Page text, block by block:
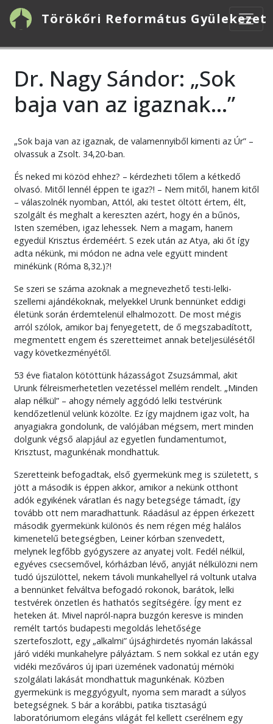
Ugrás
tartalomra
Törökőri Református Gyülekezet
Dr. Nagy Sándor: „Sok
baja van az igaznak...”
„Sok baja van az igaznak, de valamennyiből kimenti az Úr” –
olvassuk a Zsolt. 34,20-ban.
És neked mi közöd ehhez? – kérdezheti tőlem a kétkedő
olvasó. Mitől lennél éppen te igaz?! – Nem mitől, hanem kitől
– válaszolnék nyomban, Attól, aki testet öltött értem, élt,
szolgált és meghalt a kereszten azért, hogy én a bűnös,
Isten szemében, igaz lehessek. Nem a magam, hanem
egyedül Krisztus érdeméért. S ezek után az Atya, aki őt így
adta nékünk, mi módon ne adna vele együtt mindent
minékünk (Róma 8,32.)?!
Se szeri se száma azoknak a megnevezhető testi-lelki-
szellemi ajándékoknak, melyekkel Urunk bennünket eddigi
életünk során érdemtelenül elhalmozott. De most mégis
arról szólok, amikor baj fenyegetett, de ő megszabadított,
megmentett engem és szeretteimet annak beteljesülésétől
vagy következményétől.
53 éve fiatalon kötöttünk házasságot Zsuzsámmal, akit
Urunk félreismerhetetlen vezetéssel mellém rendelt. „Minden
alap nélkül” – ahogy némely aggódó lelki testvérünk
kendőzetlenül velünk közölte. Ez így majdnem igaz volt, ha
anyagiakra gondolunk, de valójában mégsem, mert minden
dolgunk végső alapjául az egyetlen fundamentumot,
Krisztust, magunkénak mondhattuk.
Szeretteink befogadtak, első gyermekünk meg is született, s
jött a második is éppen akkor, amikor a nekünk otthont
adók egyikének váratlan és nagy betegsége támadt, így
tovább ott nem maradhattunk. Ráadásul az éppen érkezett
második gyermekünk különös és nem régen még halálos
kimenetelű betegségben, Leiner kórban szenvedett,
melynek legfőbb gyógyszere az anyatej volt. Fedél nélkül,
egyéves csecsemővel, kórházban lévő, anyját nélkülözni nem
tudó újszülöttel, nekem távoli munkahellyel rá voltunk utalva
a bennünket felváltva befogadó rokonok, barátok, lelki
testvérek önzetlen és hathatós segítségére. Így ment ez
heteken át. Mivel napról-napra buzgón keresve is minden
remélt tartós budapesti megoldás lehetősége
szertefoszlott, egy „alkalmi” újsághirdetés nyomán lakással
járó vidéki munkahelyre pályáztam. S nem sokkal ez után egy
vidéki mezőváros új ipari üzemének vadonatúj mérnöki
szolgálati lakását mondhattuk magunkénak. Közben
gyermekünk is meggyógyult, nyoma sem maradt a súlyos
betegségnek. S bár a korábbi, patika tisztaságú
laboratóriumom elegáns világát fel kellett cserélnem egy